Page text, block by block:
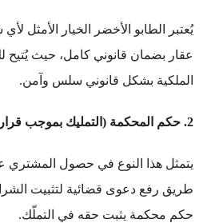
يُعتبر الطابو الأخضر الخيار الأمثل
عقار بضمان قانوني كامل، حيث يُتيح
الملكية بشكل قانوني سلس وآمن.
2. حكم المحكمة (التمليك بموجب قرار قضائي)
يتمثل هذا النوع في حصول المشتري
طريق رفع دعوى قضائية لتثبيت
حكم محكمة يثبت حقه في التملّك.